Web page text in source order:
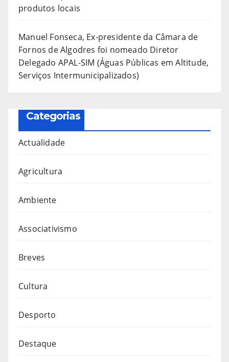
produtos locais
Manuel Fonseca, Ex-presidente da Câmara de
Fornos de Algodres foi nomeado Diretor
Delegado APAL-SIM (Águas Públicas em Altitude,
Serviços Intermunicipalizados)
Categorias
Actualidade
Agricultura
Ambiente
Associativismo
Breves
Cultura
Desporto
Destaque